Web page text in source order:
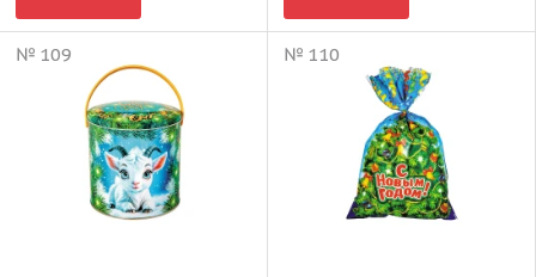
№ 109 № 110